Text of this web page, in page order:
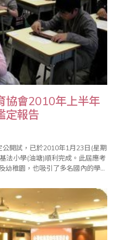
協會2010年上半年
定報告
開試，已於2010年1月23日(星期
法小學(油塘)順利完成。此屆應考
幼稚園，也吸引了多名國內的學生
學(油塘)的協助，與及各家長和學